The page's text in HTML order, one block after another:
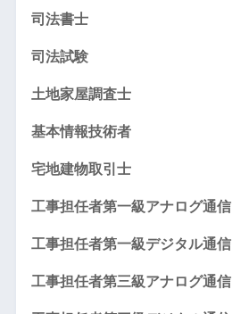
司法書士
司法試験
土地家屋調査士
基本情報技術者
宅地建物取引士
工事担任者第一級アナログ通信
工事担任者第一級デジタル通信
工事担任者第三級アナログ通信